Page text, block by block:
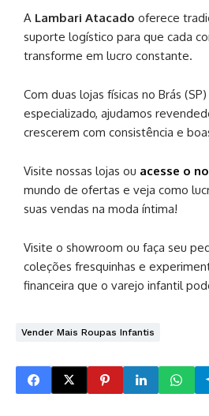
A Lambari Atacado oferece
suporte logístico para que cada
transforme em lucro constante.
Com duas lojas físicas no Brás
especializado, ajudamos
crescerem com consistência e
Visite nossas lojas ou acesse o
mundo de ofertas e veja como
suas vendas na moda íntima!
Visite o showroom ou faça seu
coleções fresquinhas e
financeira que o varejo infantil
Vender Mais Roupas Infantis